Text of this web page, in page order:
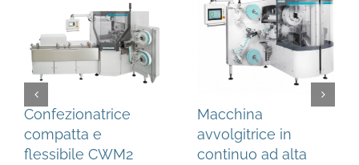
Confezionatrice
compatta e
flessibile CWM2
Macchina
avvolgitrice in
continuo ad alta